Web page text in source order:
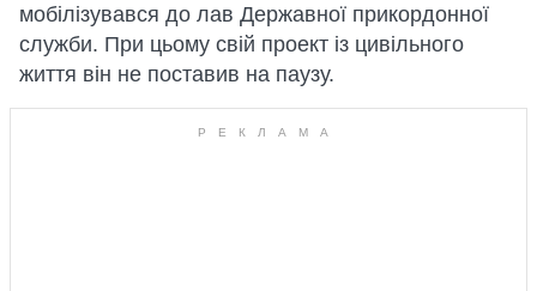
мобілізувався до лав Державної прикордонної
служби. При цьому свій проект із цивільного
життя він не поставив на паузу.